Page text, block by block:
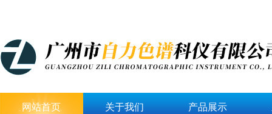
网站首页 关于我们 产品展示